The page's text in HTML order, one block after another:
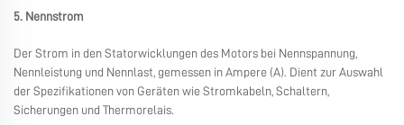
5. Nennstrom
Der Strom in den Statorwicklungen des Motors bei Nennspannung,
Nennleistung und Nennlast, gemessen in Ampere (A). Dient zur Auswahl
der Spezifikationen von Geräten wie Stromkabeln, Schaltern,
Sicherungen und Thermorelais.